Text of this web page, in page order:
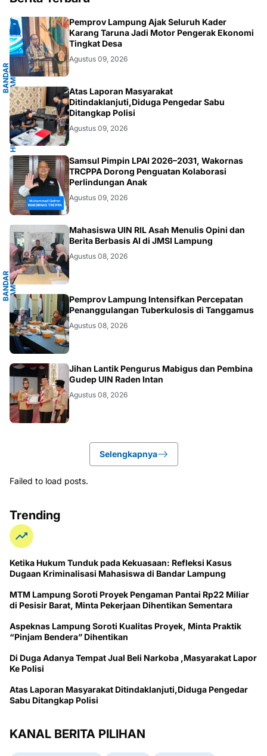
B
A
N
D
A
R
L
A
M
P
U
N
G
.
L
A
M
P
U
NG
Pemprov Lampung Ajak Seluruh Kader
Karang Taruna Jadi Motor Pengerak Ekonomi
Tingkat Desa
Agustus 09, 2026
HUKUM/KRIMINAL
Atas Laporan Masyarakat
Ditindaklanjuti,Diduga Pengedar Sabu
Ditangkap Polisi
Agustus 09, 2026
JAKARTA
Samsul Pimpin LPAI 2026–2031, Wakornas
TRCPPA Dorong Penguatan Kolaborasi
Perlindungan Anak
Agustus 09, 2026
B
A
N
D
A
R
L
A
M
P
U
N
G
.
L
A
M
P
U
NG
Mahasiswa UIN RIL Asah Menulis Opini dan
Berita Berbasis AI di JMSI Lampung
Agustus 08, 2026
.LAMPUNG
Pemprov Lampung Intensifkan Percepatan
Penanggulangan Tuberkulosis di Tanggamus
Agustus 08, 2026
.LAMPUNG
Jihan Lantik Pengurus Mabigus dan Pembina
Gudep UIN Raden Intan
Agustus 08, 2026
Selengkapnya
Failed to load posts.
Trending
Ketika Hukum Tunduk pada Kekuasaan: Refleksi Kasus
Dugaan Kriminalisasi Mahasiswa di Bandar Lampung
MTM Lampung Soroti Proyek Pengaman Pantai Rp22 Miliar
di Pesisir Barat, Minta Pekerjaan Dihentikan Sementara
Aspeknas Lampung Soroti Kualitas Proyek, Minta Praktik
“Pinjam Bendera” Dihentikan
Di Duga Adanya Tempat Jual Beli Narkoba ,Masyarakat Lapor
Ke Polisi
Atas Laporan Masyarakat Ditindaklanjuti,Diduga Pengedar
Sabu Ditangkap Polisi
KANAL BERITA PILIHAN